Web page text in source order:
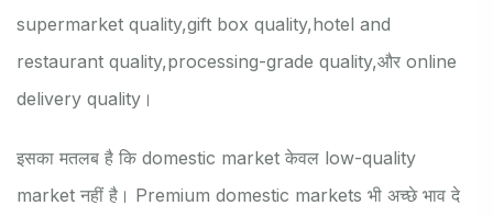
supermarket quality,gift box quality,hotel and
restaurant quality,processing-grade quality,और online
delivery quality।
इसका मतलब है कि domestic market केवल low-quality
market नहीं है। Premium domestic markets भी अच्छे भाव दे